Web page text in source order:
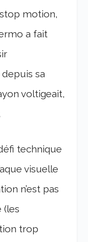
motion,
a fait
sa
voltigeait,
technique
visuelle
n’est pas
trop